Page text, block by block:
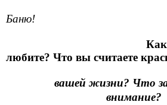
Баню!
Какие
любите? Что вы считаете
вашей жизни? Что
внимание?